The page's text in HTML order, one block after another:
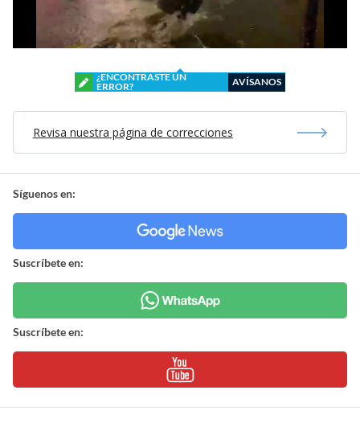
¿ENCONTRASTE UN
ERROR?
AVÍSANOS
Revisa nuestra página de correcciones
Síguenos en:
Suscríbete en:
Suscríbete en: